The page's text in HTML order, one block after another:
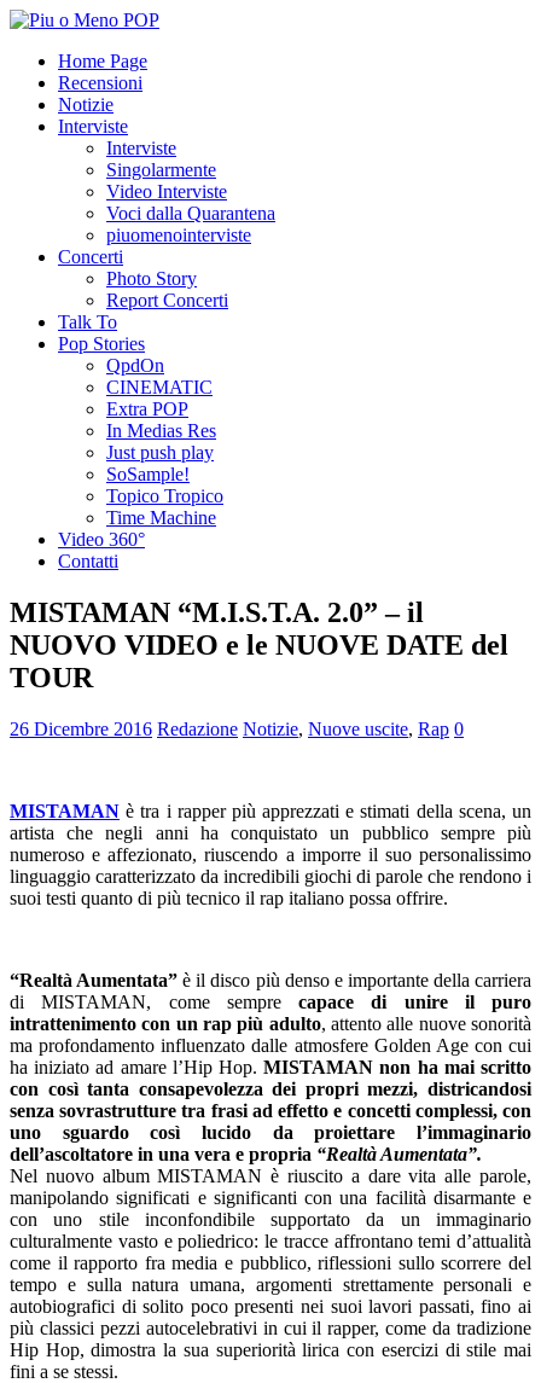
Home Page
Recensioni
Notizie
Interviste
Interviste
Singolarmente
Video Interviste
Voci dalla Quarantena
piuomenointerviste
Concerti
Photo Story
Report Concerti
Talk To
Pop Stories
QpdOn
CINEMATIC
Extra POP
In Medias Res
Just push play
SoSample!
Topico Tropico
Time Machine
Video 360°
Contatti
MISTAMAN “M.I.S.T.A. 2.0” – il
NUOVO VIDEO e le NUOVE DATE del
TOUR
26 Dicembre 2016 Redazione Notizie, Nuove uscite, Rap 0
MISTAMAN è tra i rapper più apprezzati e stimati della scena, un
artista che negli anni ha conquistato un pubblico sempre più
numeroso e affezionato, riuscendo a imporre il suo personalissimo
linguaggio caratterizzato da incredibili giochi di parole che rendono i
suoi testi quanto di più tecnico il rap italiano possa offrire.
“Realtà Aumentata”è il disco più denso e importante della carriera
di MISTAMAN, come sempre capace di unire il puro
intrattenimento con un rap più adulto, attento alle nuove sonorità
ma profondamento influenzato dalle atmosfere Golden Age con cui
ha iniziato ad amare l’Hip Hop.MISTAMAN non ha mai scritto
con così tanta consapevolezza dei propri mezzi, districandosi
senza sovrastrutture tra frasi ad effetto e concetti complessi, con
uno sguardo così lucido da proiettare l’immaginario
dell’ascoltatore in una vera e propria “Realtà Aumentata”.
Nel nuovo album MISTAMAN è riuscito a dare vita alle parole,
manipolando significati e significanti con una facilità disarmante e
con uno stile inconfondibile supportato da un immaginario
culturalmente vasto e poliedrico: le tracce affrontanotemi d’attualità
come il rapporto fra media e pubblico, riflessioni sullo scorrere del
tempo e sulla natura umana, argomenti strettamente personali e
autobiografici di solito poco presenti nei suoi lavori passati, fino ai
più classici pezzi autocelebrativi in cui il rapper, come da tradizione
Hip Hop, dimostra la sua superiorità lirica con esercizi di stile mai
fini a se stessi.